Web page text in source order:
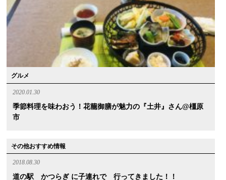
グルメ
2020.01.30
季節料理を味わおう！花籠御膳が魅力の『土井』さん@橿原
市
その他おすすめ情報
2018.08.30
道の駅 かつらぎ に子連れで 行ってきました！！